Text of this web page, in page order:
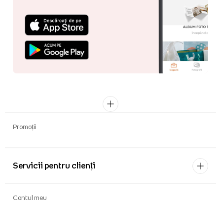
Promoții
Servicii pentru clienți
Contul meu